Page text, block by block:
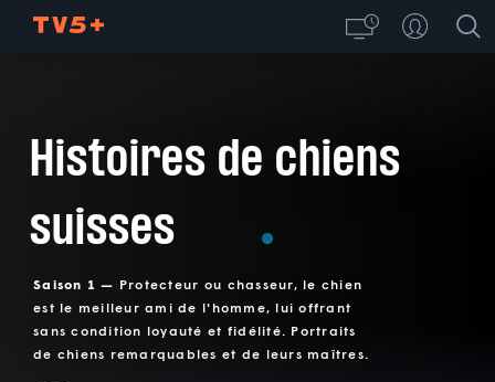
Histoires de chiens
suisses
Saison 1 — Protecteur ou chasseur, le chien
est le meilleur ami de l'homme, lui offrant
sans condition loyauté et fidélité. Portraits
de chiens remarquables et de leurs maîtres.